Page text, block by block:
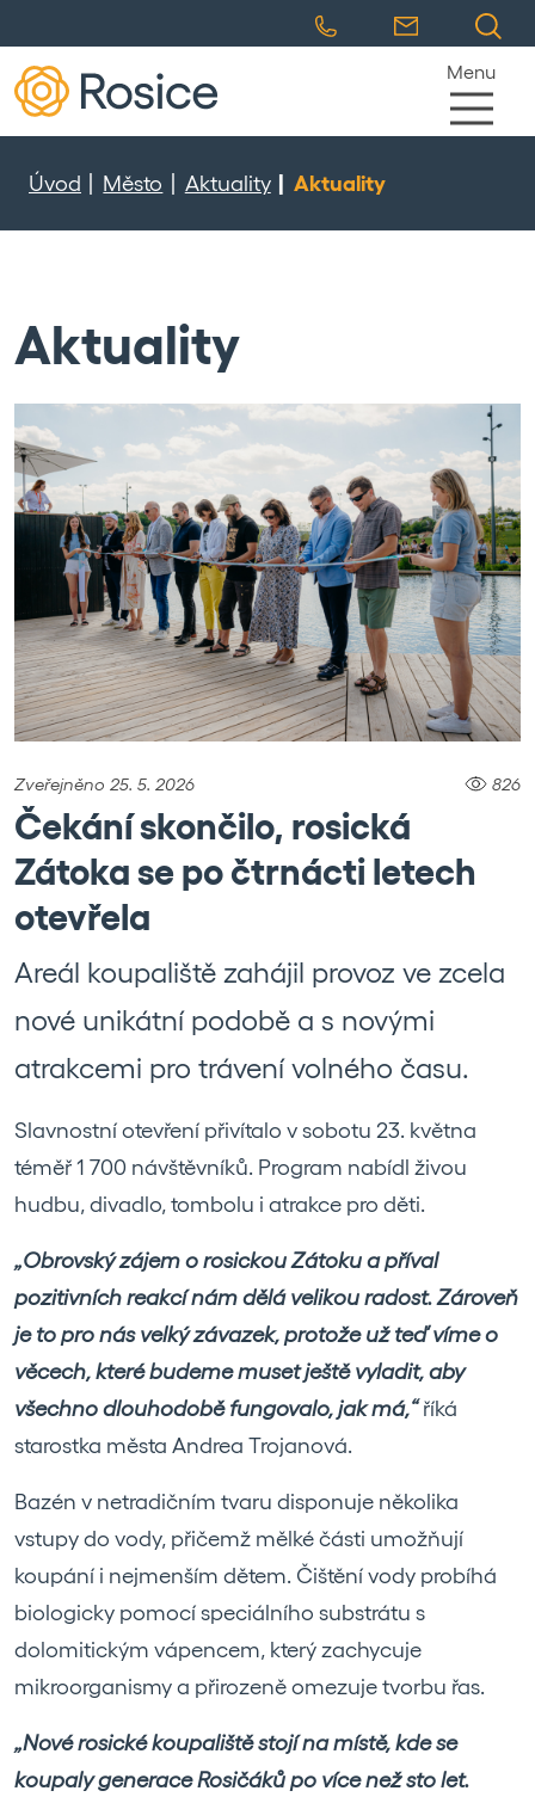
Menu
Úvod Město Aktuality Aktuality
Aktuality
Zveřejněno 25. 5. 2026 826
Čekání skončilo, rosická
Zátoka se po čtrnácti letech
otevřela
Areál koupaliště zahájil provoz ve zcela
nové unikátní podobě a s novými
atrakcemi pro trávení volného času.
Slavnostní otevření přivítalo v sobotu 23. května
téměř 1 700 návštěvníků. Program nabídl živou
hudbu, divadlo, tombolu i atrakce pro děti.
„Obrovský zájem o rosickou Zátoku a příval
pozitivních reakcí nám dělá velikou radost. Zároveň
je to pro nás velký závazek, protože už teď víme o
věcech, které budeme muset ještě vyladit, aby
všechno dlouhodobě fungovalo, jak má,“říká
starostka města Andrea Trojanová.
Bazén v netradičním tvaru disponuje několika
vstupy do vody, přičemž mělké části umožňují
koupání i nejmenším dětem. Čištění vody probíhá
biologicky pomocí speciálního substrátu s
dolomitickým vápencem, který zachycuje
mikroorganismy a přirozeně omezuje tvorbu řas.
„Nové rosické koupaliště stojí na místě, kde se
koupaly generace Rosičáků po více než sto let.